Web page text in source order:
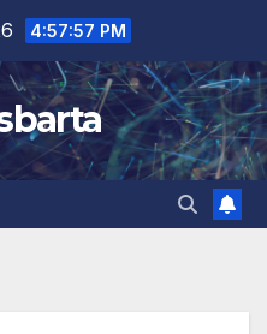
4:57:58 PM